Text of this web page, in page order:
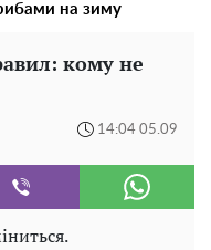
на зиму
кому не
14:04 05.09